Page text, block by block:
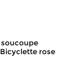
rose